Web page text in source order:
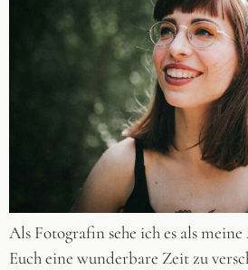
Als Fotografin sehe ich es als
Euch eine wunderbare Zeit zu